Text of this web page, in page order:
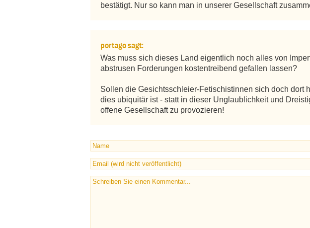
bestätigt. Nur so kann man in unserer Gesellschaft
portago sagt:
Was muss sich dieses Land eigentlich noch alles von
abstrusen Forderungen kostentreibend gefallen lassen?
Sollen die Gesichtsschleier-Fetischistinnen sich doch dort
dies ubiquitär ist - statt in dieser Unglaublichkeit und
offene Gesellschaft zu provozieren!